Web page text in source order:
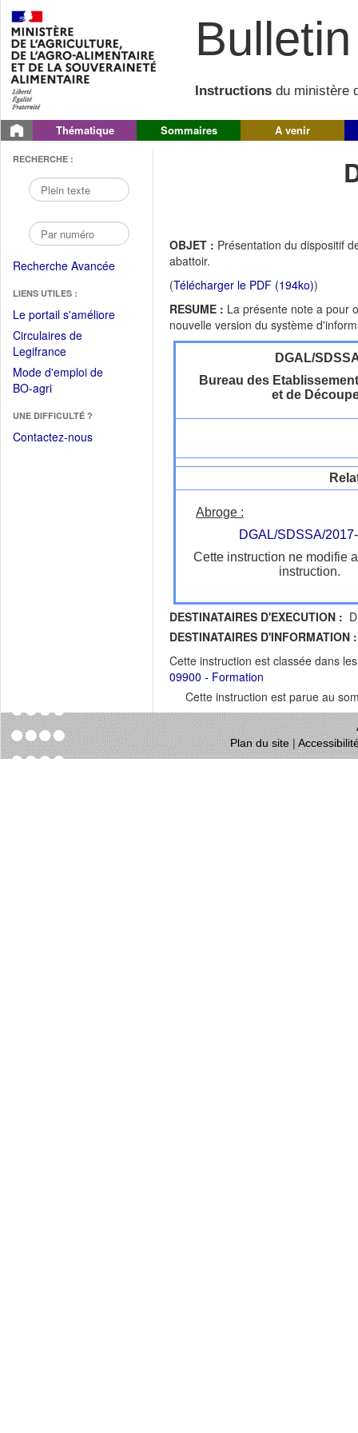
Instructions du ministère
Thématique Sommaires A venir
RECHERCHE :
Recherche Avancée
LIENS UTILES :
Le portail s'améliore(Fichier
Circulaires de
Legifrance(Ouvrir
dans
une
fenêtre)
Mode d'emploi de
BO-agri(Ouvrir
une
nouvelle
UNE DIFFICULTÉ ?
Contactez-nous
OBJET : Présentation du dispositif
abattoir.
(Télécharger le PDF (194ko))
RESUME : La présente note a pour
nouvelle version du système
DGAL/
Bureau des
et de
Abroge :
DGAL/SDSSA/
Cette instruction ne modifie
instruction.
DESTINATAIRES D'EXECUTION :
DESTINATAIRES D'INFORMATION :
Cette instruction est classée dans
09900 - Formation
Cette instruction est parue au
Plan du site|